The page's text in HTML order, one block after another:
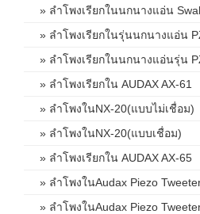
» ลำโพงเรียกในนกนางแอ่น
» ลำโพงเรียกในรุ่นนกนางแอ่น
» ลำโพงเรียกในนกนางแอ่นรุ่น
» ลำโพงเรียกใน AUDAX AX-61
» ลำโพงในNX-20(แบบไม่เชื่อม)
» ลำโพงในNX-20(แบบเชื่อม)
» ลำโพงเรียกใน AUDAX AX-65
» ลำโพงในAudax Piezo
» ลำโพงในAudax Piezo